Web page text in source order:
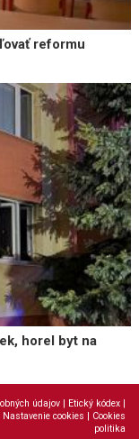
reformu
horel byt na
údajov Etický kódex
Nastavenie cookies
Cookies
politika